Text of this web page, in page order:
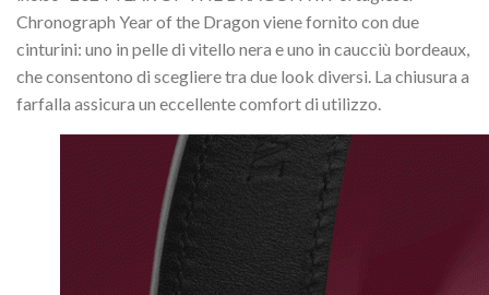
Chronograph Year of the Dragon viene fornito con due
cinturini: uno in pelle di vitello nera e uno in caucciù bordeaux,
che consentono di scegliere tra due look diversi. La chiusura a
farfalla assicura un eccellente comfort di utilizzo.